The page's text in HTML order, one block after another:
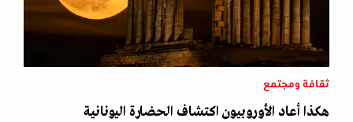
ثقافة ومجتمع
هكذا أعاد الأوروبيون اكتشاف الحضارة اليونانية